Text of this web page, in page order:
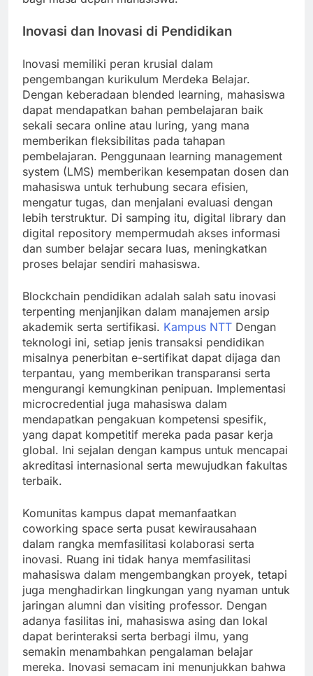
Inovasi dan Inovasi di Pendidikan
Inovasi memiliki peran krusial dalam
pengembangan kurikulum Merdeka Belajar.
Dengan keberadaan blended learning, mahasiswa
dapat mendapatkan bahan pembelajaran baik
sekali secara online atau luring, yang mana
memberikan fleksibilitas pada tahapan
pembelajaran. Penggunaan learning management
system (LMS) memberikan kesempatan dosen dan
mahasiswa untuk terhubung secara efisien,
mengatur tugas, dan menjalani evaluasi dengan
lebih terstruktur. Di samping itu, digital library dan
digital repository mempermudah akses informasi
dan sumber belajar secara luas, meningkatkan
proses belajar sendiri mahasiswa.
Blockchain pendidikan adalah salah satu inovasi
terpenting menjanjikan dalam manajemen arsip
akademik serta sertifikasi. Kampus NTT Dengan
teknologi ini, setiap jenis transaksi pendidikan
misalnya penerbitan e-sertifikat dapat dijaga dan
terpantau, yang memberikan transparansi serta
mengurangi kemungkinan penipuan. Implementasi
microcredential juga mahasiswa dalam
mendapatkan pengakuan kompetensi spesifik,
yang dapat kompetitif mereka pada pasar kerja
global. Ini sejalan dengan kampus untuk mencapai
akreditasi internasional serta mewujudkan fakultas
terbaik.
Komunitas kampus dapat memanfaatkan
coworking space serta pusat kewirausahaan
dalam rangka memfasilitasi kolaborasi serta
inovasi. Ruang ini tidak hanya memfasilitasi
mahasiswa dalam mengembangkan proyek, tetapi
juga menghadirkan lingkungan yang nyaman untuk
jaringan alumni dan visiting professor. Dengan
adanya fasilitas ini, mahasiswa asing dan lokal
dapat berinteraksi serta berbagi ilmu, yang
semakin menambahkan pengalaman belajar
mereka. Inovasi semacam ini menunjukkan bahwa